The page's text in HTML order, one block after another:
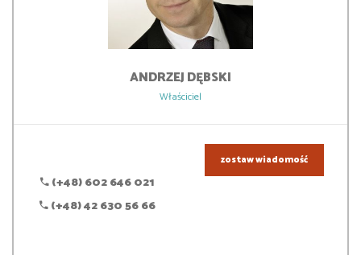
ANDRZEJ DĘBSKI
Właściciel
(+48) 602 646 021
(+48) 42 630 56 66
zostaw wiadomość